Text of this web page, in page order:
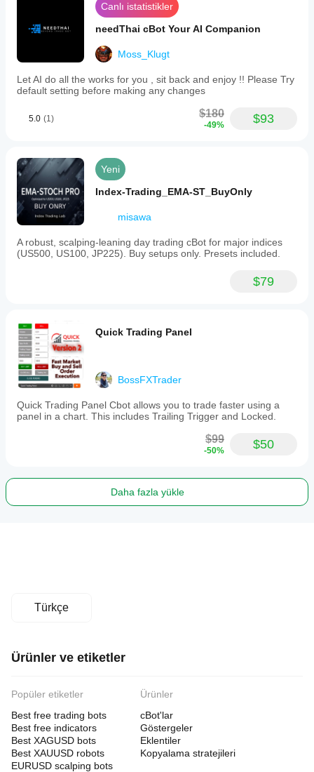
Canlı istatistikler
needThai cBot Your AI Companion
Moss_Klugt
Let AI do all the works for you , sit back and enjoy !! Please Try
default setting before making any changes
5.0 (1) $180
-49% $93
Yeni
Index-Trading_EMA-ST_BuyOnly
misawa
A robust, scalping-leaning day trading cBot for major indices
(US500, US100, JP225). Buy setups only. Presets included.
$79
Quick Trading Panel
BossFXTrader
Quick Trading Panel Cbot allows you to trade faster using a
panel in a chart. This includes Trailing Trigger and Locked.
$99
-50% $50
Daha fazla yükle
Türkçe
Ürünler ve etiketler
Popüler etiketler
Best free trading bots
Best free indicators
Best XAGUSD bots
Best XAUUSD robots
EURUSD scalping bots
Ürünler
cBot'lar
Göstergeler
Eklentiler
Kopyalama stratejileri